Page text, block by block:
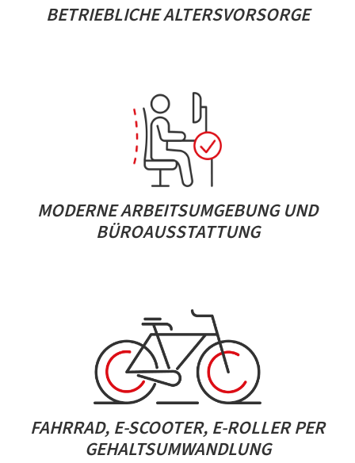
BETRIEBLICHE ALTERSVORSORGE
MODERNE ARBEITSUMGEBUNG UND
BÜROAUSSTATTUNG
FAHRRAD, E-SCOOTER, E-ROLLER PER
GEHALTSUMWANDLUNG